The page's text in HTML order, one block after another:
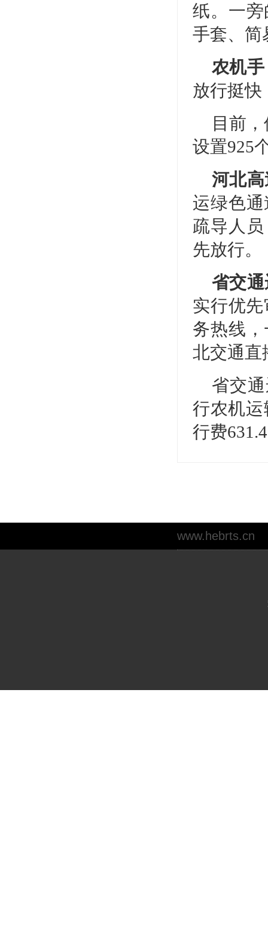
纸。一
手套、简
农机
放行挺快
目前
设置925
河北
运绿色
疏导人
先放行。
省交
实行优
务热线
北交通直
省交
行农机运
行费
www.hebrts.cn